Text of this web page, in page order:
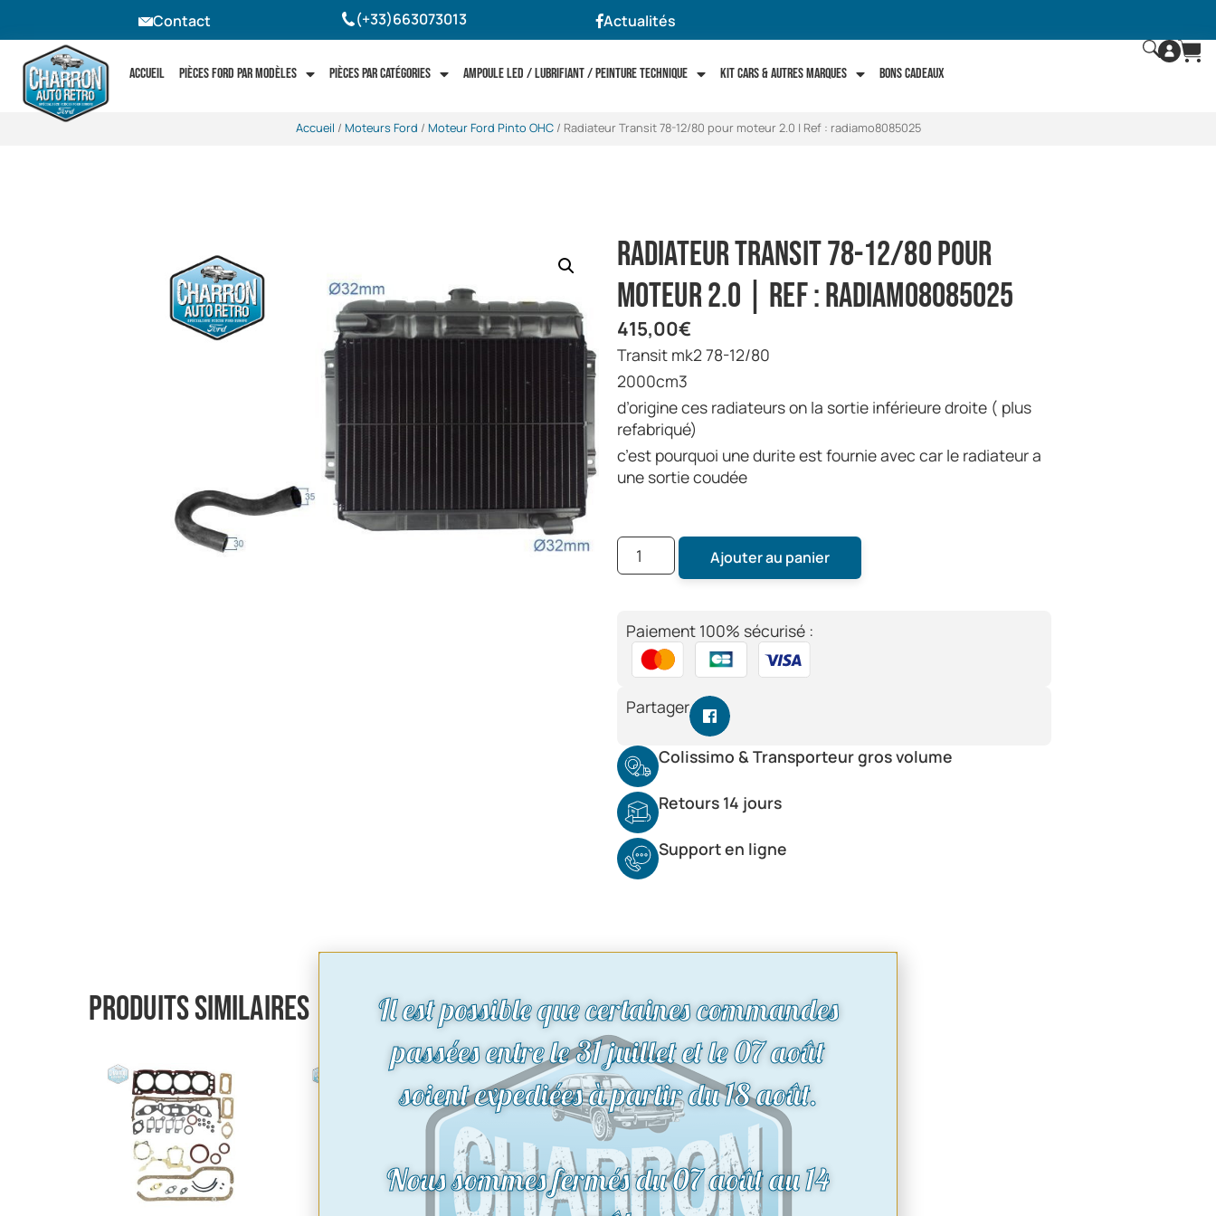
Contact (+33)663073013 Actualités
Accueil Pièces Ford par modèles Pièces par catégories Ampoule LED / Lubrifiant / Peinture technique Kit cars & autres marques Bons Cadeaux
Accueil / Moteurs Ford / Moteur Ford Pinto OHC/ Radiateur Transit 78-12/80 pour moteur 2.0 | Ref : radiamo8085025
Radiateur Transit 78-12/80 pour
moteur 2.0 | Ref : radiamo8085025
415,00€
transit mk2 78-12/80
2000cm3
d’origine ces radiateurs on la sortie inférieure droite ( plus
refabriqué)
c’est pourquoi une durite est fournie avec car le radiateur a
une sortie coudée
Ajouter au panier
Paiement 100% sécurisé :
Partager
Colissimo & Transporteur gros volume
Retours 14 jours
Support en ligne
Produits similaires
Il est possible que certaines commandes
passées entre le 31 juillet et le 07 août
soient expediées à partir du 18 août.
Nous sommes fermés du 07 août au 14